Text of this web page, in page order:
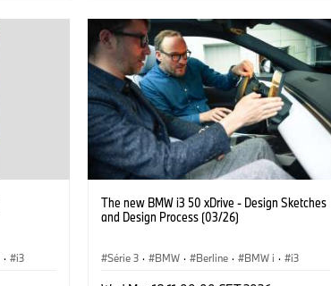
· i3
The new BMW i3 50 xDrive - Design Sketches
and Design Process (03/26)
Série 3 · BMW · Berline · BMW i · i3